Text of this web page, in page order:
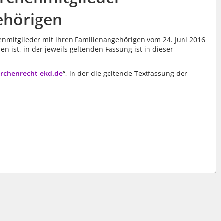
mit ihren Familienangehörigen vom 24. Juni 2016
ist, in der jeweils geltenden Fassung ist in dieser
ekd.de“, in der die geltende Textfassung der